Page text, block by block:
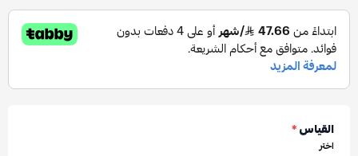
القياس*
اختر